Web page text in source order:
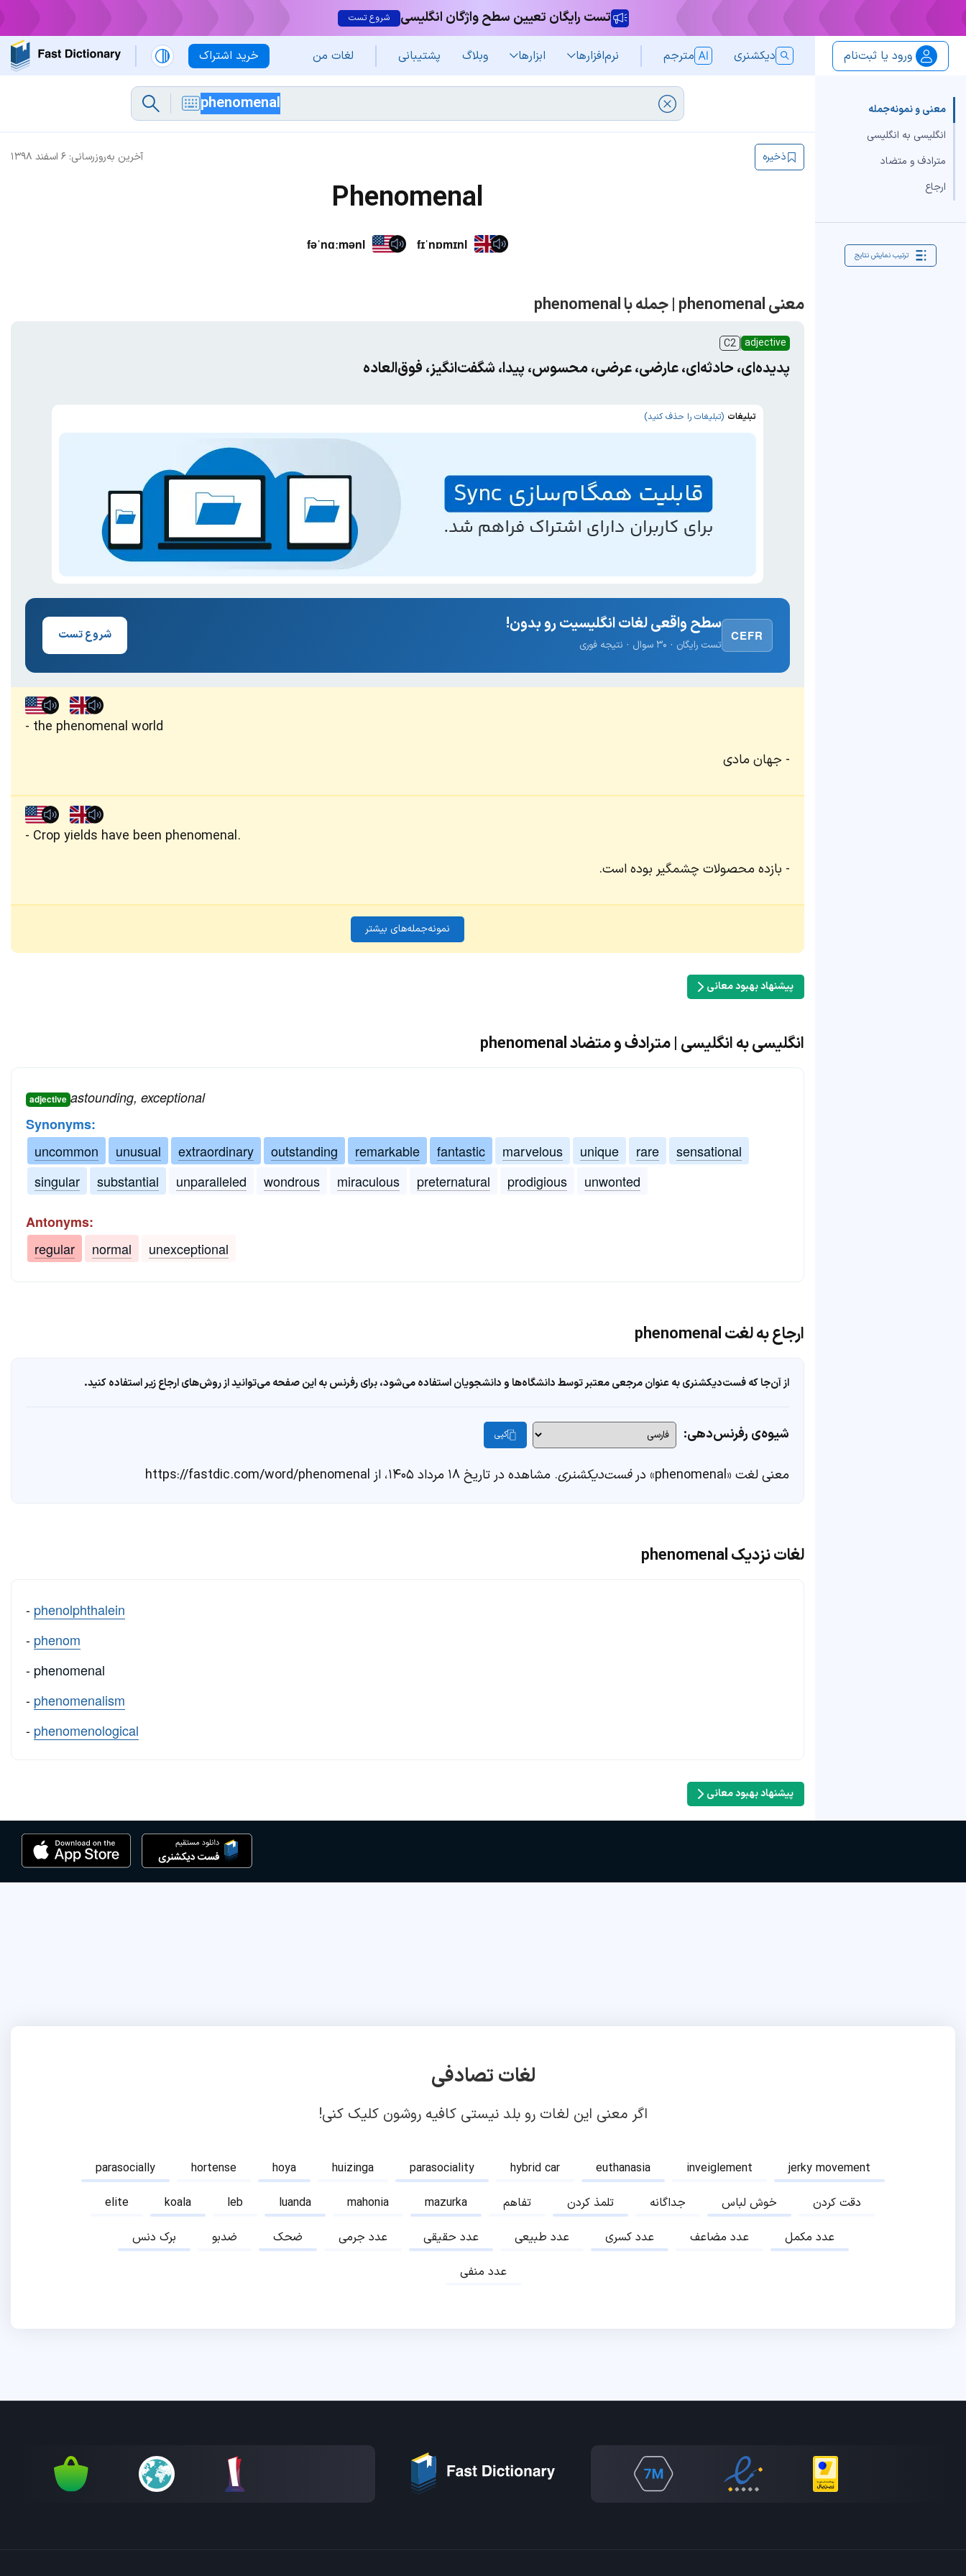
تست رایگان تعیین سطح واژگان انگلیسی شروع تست
خرید اشتراک ورود یا ثبت‌نام دیکشنری مترجم نرم‌افزار‌ها ابزارها وبلاگ پشتیبانی لغات من
معنی و نمونه‌جمله
انگلیسی به انگلیسی
مترادف و متضاد
ارجاع
ترتیب نمایش نتایج
آخرین به‌روزرسانی: ۶ اسفند ۱۳۹۸ ذخیره
Phenomenal
fəˈnɑːmənl fɪˈnɒmɪnl
معنی phenomenal | جمله با phenomenal
adjective
C2
پدیده‌ای، حادثه‌ای، عارضی، عرضی، محسوس، پیدا، شگفت‌انگیز، فوق‌العاده
تبلیغات (تبلیغات را حذف کنید)
CEFR
سطح واقعی لغات انگلیسیت رو بدون!
تست رایگان · ۳۰ سوال · نتیجه فوری
شروع تست
the phenomenal world
جهان مادی
Crop yields have been phenomenal.
بازده محصولات چشمگیر بوده است.
نمونه‌جمله‌های بیشتر
پیشنهاد بهبود معانی
انگلیسی به انگلیسی | مترادف و متضاد phenomenal
adjective astounding, exceptional
Synonyms:
uncommon
unusual extraordinary outstanding remarkable fantastic marvelous unique rare
sensational
singular
substantial unparalleled wondrous miraculous preternatural prodigious unwonted
Antonyms:
regular
normal unexceptional
ارجاع به لغت phenomenal
از آن‌جا که فست‌دیکشنری به عنوان مرجعی معتبر توسط دانشگاه‌ها و دانشجویان استفاده می‌شود، برای رفرنس به این صفحه می‌توانید از روش‌های ارجاع زیر استفاده کنید.
شیوه‌ی رفرنس‌دهی: کپی
معنی لغت «phenomenal» در فست‌دیکشنری. مشاهده در تاریخ ۱۸ مرداد ۱۴۰۵، از https://fastdic.com/word/phenomenal
لغات نزدیک phenomenal
- phenolphthalein
- phenom
- phenomenal
- phenomenalism
- phenomenological
پیشنهاد بهبود معانی
لغات تصادفی
اگر معنی این لغات رو بلد نیستی کافیه روشون کلیک کنی!
parasocially hortense hoya huizinga parasociality hybrid car euthanasia inveiglement
jerky movement
elite
koala leb luanda mahonia mazurka تفاهم تلمذ کردن جداگانه خوش لباس
دقت کردن
برک دنس
ضدبو ضحک عدد جرمی عدد حقیقی عدد طبیعی عدد کسری عدد مضاعف
عدد مکمل
عدد منفی